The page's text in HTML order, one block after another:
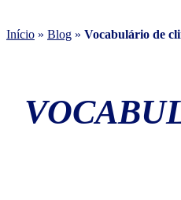
Início » Blog » Vocabulário de